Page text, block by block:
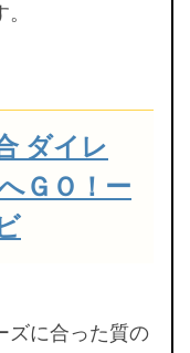
ダイレ
ＧＯ！ー
ズに合った質の